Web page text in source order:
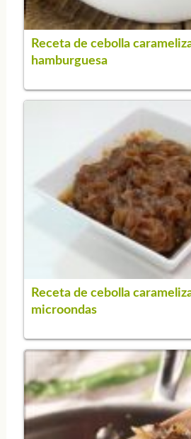
Receta de cebolla
hamburguesa
Receta de cebolla
microondas